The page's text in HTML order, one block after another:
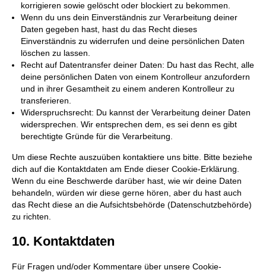
korrigieren sowie gelöscht oder blockiert zu bekommen.
Wenn du uns dein Einverständnis zur Verarbeitung deiner
Daten gegeben hast, hast du das Recht dieses
Einverständnis zu widerrufen und deine persönlichen Daten
löschen zu lassen.
Recht auf Datentransfer deiner Daten: Du hast das Recht, alle
deine persönlichen Daten von einem Kontrolleur anzufordern
und in ihrer Gesamtheit zu einem anderen Kontrolleur zu
transferieren.
Widerspruchsrecht: Du kannst der Verarbeitung deiner Daten
widersprechen. Wir entsprechen dem, es sei denn es gibt
berechtigte Gründe für die Verarbeitung.
Um diese Rechte auszuüben kontaktiere uns bitte. Bitte beziehe
dich auf die Kontaktdaten am Ende dieser Cookie-Erklärung.
Wenn du eine Beschwerde darüber hast, wie wir deine Daten
behandeln, würden wir diese gerne hören, aber du hast auch
das Recht diese an die Aufsichtsbehörde (Datenschutzbehörde)
zu richten.
10. Kontaktdaten
Für Fragen und/oder Kommentare über unsere Cookie-